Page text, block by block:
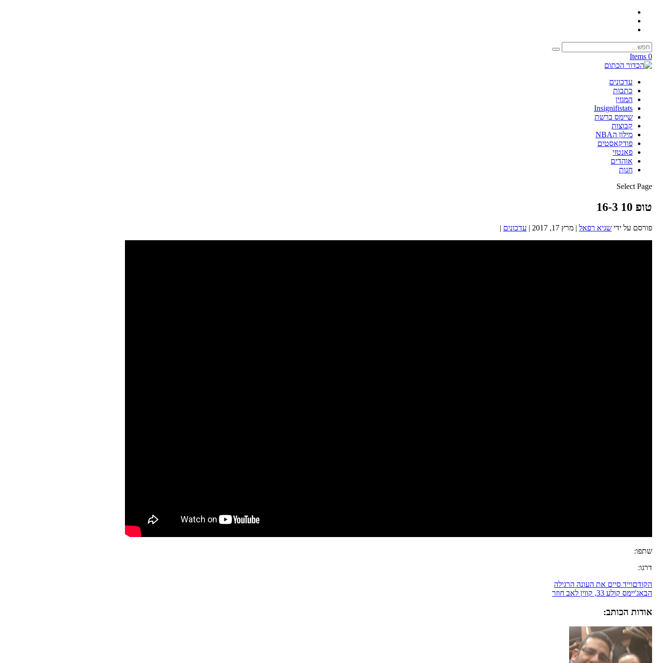
0 Items
עדכונים
כתבות
המגזין
Insignifistats
שיימס ברשת
קבוצות
מילון הNBA
פודקאסטים
פאנטזי
אוהדים
חנות
Select Page
טופ 10 16-3
פורסם על ידי שגיא רפאל | מרץ 17, 2017 | עדכונים |
שתפו:
דרגו:
הקודםוייד סיים את העונה הרגילה
הבאג'יימס קולע 33, קווין לאב חוזר
אודות הכותב: